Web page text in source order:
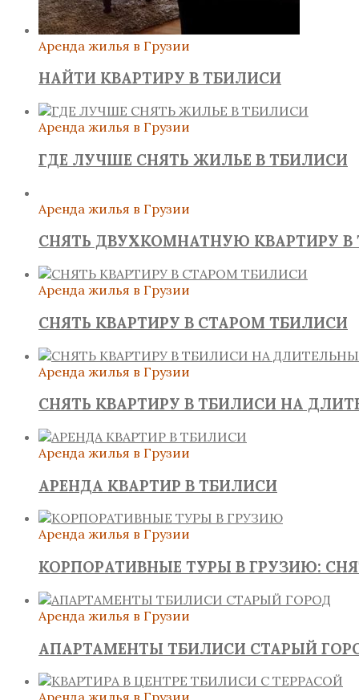
Аренда жилья в Грузии
НАЙТИ КВАРТИРУ В ТБИЛИСИ
Аренда жилья в Грузии
ГДЕ ЛУЧШЕ СНЯТЬ ЖИЛЬЕ В ТБИЛИСИ
Аренда жилья в Грузии
СНЯТЬ ДВУХКОМНАТНУЮ КВАРТИРУ В
Аренда жилья в Грузии
СНЯТЬ КВАРТИРУ В СТАРОМ ТБИЛИСИ
Аренда жилья в Грузии
СНЯТЬ КВАРТИРУ В ТБИЛИСИ НА
Аренда жилья в Грузии
АРЕНДА КВАРТИР В ТБИЛИСИ
Аренда жилья в Грузии
КОРПОРАТИВНЫЕ ТУРЫ В ГРУЗИЮ:
Аренда жилья в Грузии
АПАРТАМЕНТЫ ТБИЛИСИ СТАРЫЙ